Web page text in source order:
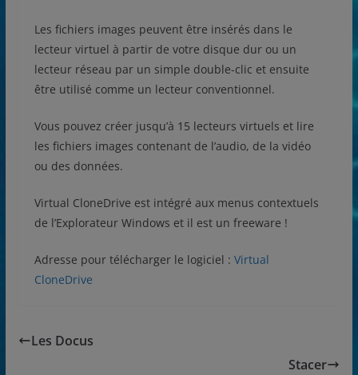
Les fichiers images peuvent être insérés dans le
lecteur virtuel à partir de votre disque dur ou un
lecteur réseau par un simple double-clic et ensuite
être utilisé comme un lecteur conventionnel.
Vous pouvez créer jusqu’à 15 lecteurs virtuels et lire
les fichiers images contenant de l’audio, de la vidéo
ou des données.
Virtual CloneDrive est intégré aux menus contextuels
de l’Explorateur Windows et il est un freeware !
Adresse pour télécharger le logiciel : Virtual
CloneDrive
Les Docus
Stacer